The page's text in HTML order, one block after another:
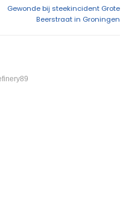
Gewonde bij steekincident Grote
Beerstraat in Groningen